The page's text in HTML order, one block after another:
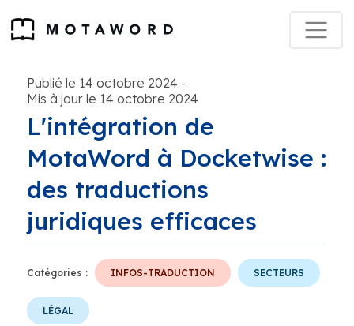
Publié le 14 octobre 2024 -
Mis à jour le 14 octobre 2024
L'intégration de
MotaWord à Docketwise :
des traductions
juridiques efficaces
Catégories : INFOS-TRADUCTION SECTEURS
LÉGAL